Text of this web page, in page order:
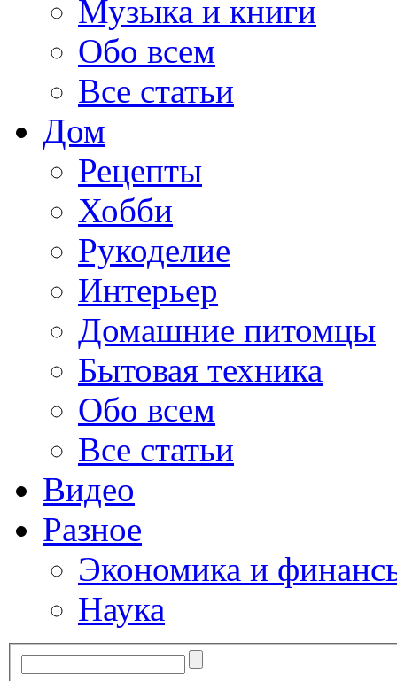
Музыка и книги
Обо всем
Все статьи
Дом
Рецепты
Хобби
Рукоделие
Интерьер
Домашние питомцы
Бытовая техника
Обо всем
Все статьи
Видео
Разное
Экономика и
Наука